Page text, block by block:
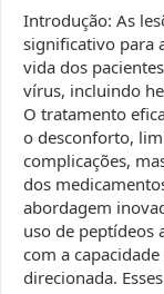
Introdução: As
significativo para
vida dos
vírus, incluindo
O tratamento
o desconforto,
complicações,
dos
abordagem
uso de peptídeos
com a
direcionada.